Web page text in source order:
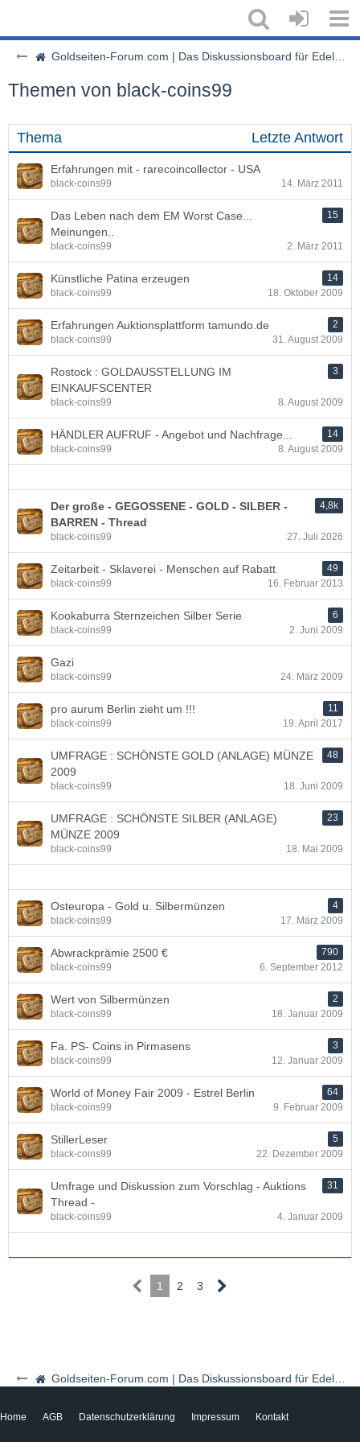
Goldseiten-Forum.com | Das Diskussionsboard für Edelmetalle & Rohstoffe
Goldseiten-Forum.com | Das Diskussionsboard für Edelmetalle & Rohstoffe
Themen von black-coins99
Thema Letzte Antwort
Erfahrungen mit - rarecoincollector - USA
black-coins99 14. März 2011
Das Leben nach dem EM Worst Case...
Meinungen..
15
black-coins99 2. März 2011
Künstliche Patina erzeugen
14
black-coins99
18. Oktober 2009
Erfahrungen Auktionsplattform tamundo.de
2
black-coins99
31. August 2009
Rostock : GOLDAUSSTELLUNG IM
EINKAUFSCENTER
3
black-coins99 8. August 2009
HÄNDLER AUFRUF - Angebot und Nachfrage...
14
black-coins99
8. August 2009
Der große - GEGOSSENE - GOLD - SILBER -
BARREN - Thread
4,8k
black-coins99 27. Juli 2026
Zeitarbeit - Sklaverei - Menschen auf Rabatt
49
black-coins99
16. Februar 2013
Kookaburra Sternzeichen Silber Serie
6
black-coins99
2. Juni 2009
Gazi
black-coins99 24. März 2009
pro aurum Berlin zieht um !!!
11
black-coins99
19. April 2017
UMFRAGE : SCHÖNSTE GOLD (ANLAGE) MÜNZE
2009
48
black-coins99 18. Juni 2009
UMFRAGE : SCHÖNSTE SILBER (ANLAGE)
MÜNZE 2009
23
black-coins99 18. Mai 2009
Osteuropa - Gold u. Silbermünzen
4
black-coins99
17. März 2009
Abwrackprämie 2500 €
790
black-coins99
6. September 2012
Wert von Silbermünzen
2
black-coins99
18. Januar 2009
Fa. PS- Coins in Pirmasens
3
black-coins99
12. Januar 2009
World of Money Fair 2009 - Estrel Berlin
64
black-coins99
9. Februar 2009
StillerLeser
5
black-coins99
22. Dezember 2009
Umfrage und Diskussion zum Vorschlag - Auktions
Thread -
31
black-coins99 4. Januar 2009
1 2 3
Home AGB Datenschutzerklärung Impressum Kontakt